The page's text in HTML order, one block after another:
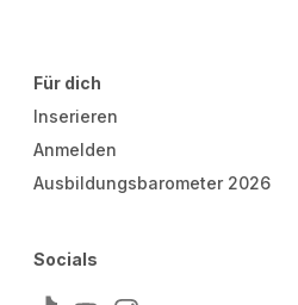
Für dich
Inserieren
Anmelden
Ausbildungsbarometer 2026
Socials